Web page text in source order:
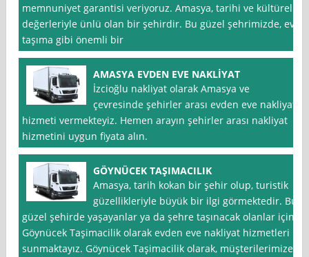
memnuniyet garantisi veriyoruz. Amasya, tarihi ve kültürel
değerleriyle ünlü olan bir şehirdir. Bu güzel şehrimizde, ev
taşıma gibi önemli bir
AMASYA EVDEN EVE NAKLİYAT
İzcioğlu nakliyat olarak Amasya ve
çevresinde şehirler arası evden eve nakliyat
hizmeti vermekteyiz. Hemen arayın şehirler arası nakliyat
hizmetini uygun fiyata alın.
GÖYNÜCEK TAŞIMACILIK
Amasya, tarih kokan bir şehir olup, turistik
güzellikleriyle büyük bir ilgi görmektedir. Bu
güzel şehirde yaşayanlar ya da şehre taşınacak olanlar için
Göynücek Taşimacilik olarak evden eve nakliyat hizmetleri
sunmaktayız. Göynücek Taşimacilik olarak, müşterilerimize